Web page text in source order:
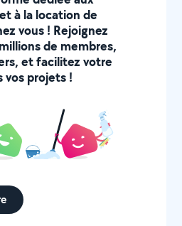
à la location de
vous ! Rejoignez
de membres,
et facilitez votre
projets !